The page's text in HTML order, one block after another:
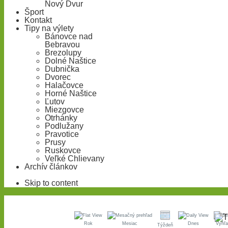
Nový Dvur
Šport
Kontakt
Tipy na výlety
Bánovce nad
Bebravou
Brezolupy
Dolné Naštice
Dubnička
Dvorec
Halačovce
Horné Naštice
Ľutov
Miezgovce
Otrhánky
Podlužany
Pravotice
Prusy
Ruskovce
Veľké Chlievany
Archív článkov
Skip to content
Rok Mesiac Týždeň Dnes